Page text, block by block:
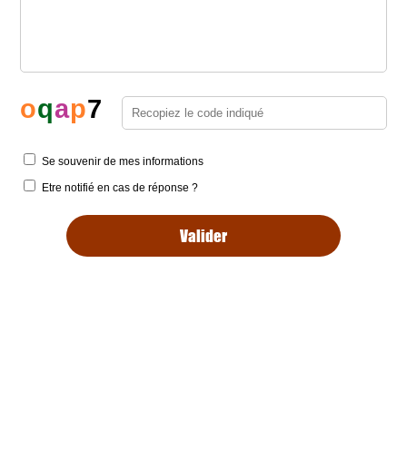
oqap7
Se souvenir de mes informations
Etre notifié en cas de réponse ?